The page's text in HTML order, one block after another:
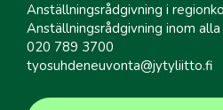
Anställningsrådgivning i
Anställningsrådgivning inom
020 789 3700
tyosuhdeneuvonta@jytyliitto.fi